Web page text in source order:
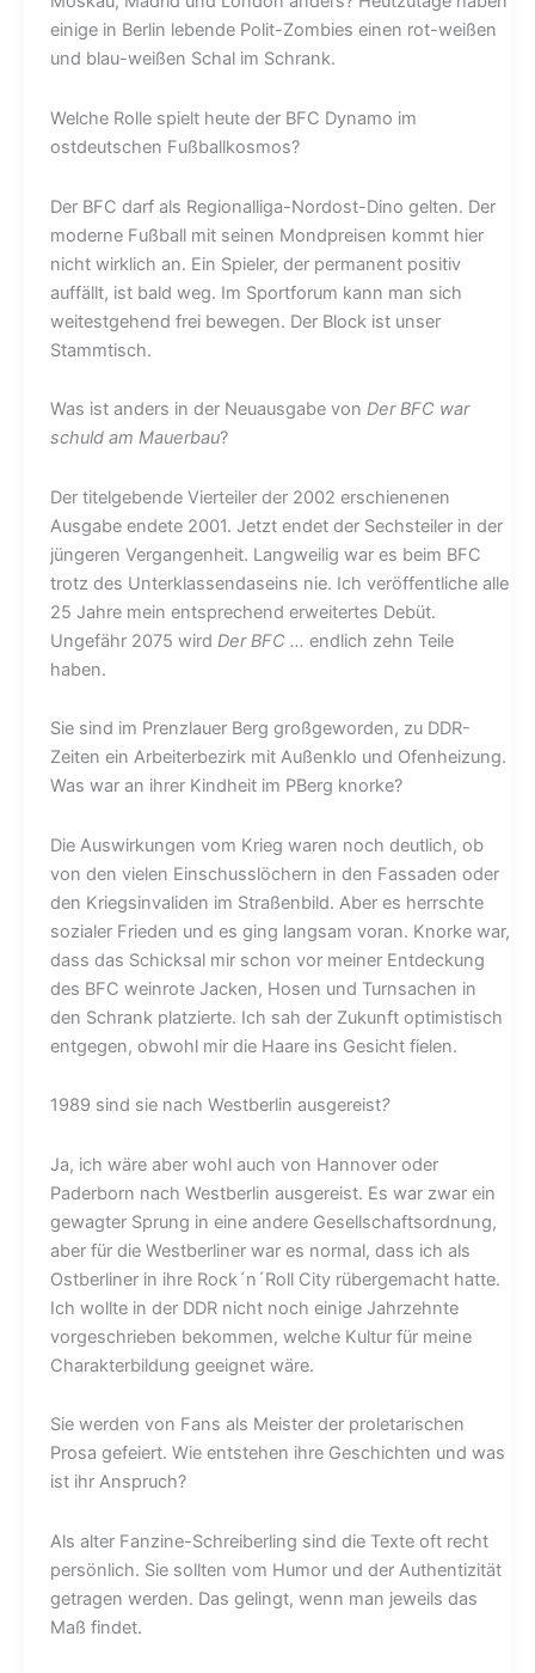
einige in Berlin lebende Polit-Zombies einen rot-weißen
und blau-weißen Schal im Schrank.
Welche Rolle spielt heute der BFC Dynamo im
ostdeutschen Fußballkosmos?
Der BFC darf als Regionalliga-Nordost-Dino gelten. Der
moderne Fußball mit seinen Mondpreisen kommt hier
nicht wirklich an. Ein Spieler, der permanent positiv
auffällt, ist bald weg. Im Sportforum kann man sich
weitestgehend frei bewegen. Der Block ist unser
Stammtisch.
Was ist anders in der Neuausgabe von Der BFC war
schuld am Mauerbau?
Der titelgebende Vierteiler der 2002 erschienenen
Ausgabe endete 2001. Jetzt endet der Sechsteiler in der
jüngeren Vergangenheit. Langweilig war es beim BFC
trotz des Unterklassendaseins nie. Ich veröffentliche alle
25 Jahre mein entsprechend erweitertes Debüt.
Ungefähr 2075 wird Der BFC … endlich zehn Teile
haben.
Sie sind im Prenzlauer Berg großgeworden, zu DDR-
Zeiten ein Arbeiterbezirk mit Außenklo und Ofenheizung.
Was war an ihrer Kindheit im PBerg knorke?
Die Auswirkungen vom Krieg waren noch deutlich, ob
von den vielen Einschusslöchern in den Fassaden oder
den Kriegsinvaliden im Straßenbild. Aber es herrschte
sozialer Frieden und es ging langsam voran. Knorke war,
dass das Schicksal mir schon vor meiner Entdeckung
des BFC weinrote Jacken, Hosen und Turnsachen in
den Schrank platzierte. Ich sah der Zukunft optimistisch
entgegen, obwohl mir die Haare ins Gesicht fielen.
1989 sind sie nach Westberlin ausgereist?
Ja, ich wäre aber wohl auch von Hannover oder
Paderborn nach Westberlin ausgereist. Es war zwar ein
gewagter Sprung in eine andere Gesellschaftsordnung,
aber für die Westberliner war es normal, dass ich als
Ostberliner in ihre Rock´n´Roll City rübergemacht hatte.
Ich wollte in der DDR nicht noch einige Jahrzehnte
vorgeschrieben bekommen, welche Kultur für meine
Charakterbildung geeignet wäre.
Sie werden von Fans als Meister der proletarischen
Prosa gefeiert. Wie entstehen ihre Geschichten und was
ist ihr Anspruch?
Als alter Fanzine-Schreiberling sind die Texte oft recht
persönlich. Sie sollten vom Humor und der Authentizität
getragen werden. Das gelingt, wenn man jeweils das
Maß findet.